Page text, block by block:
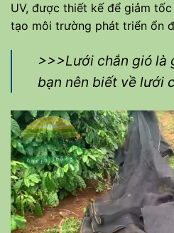
UV, được thiết kế để giảm
tạo môi trường phát triển ổn
>>>Lưới chắn gió là
bạn nên biết về lưới